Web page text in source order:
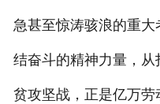
急甚至惊涛骇浪的重
结奋斗的精神力量，
贫攻坚战，正是亿万劳